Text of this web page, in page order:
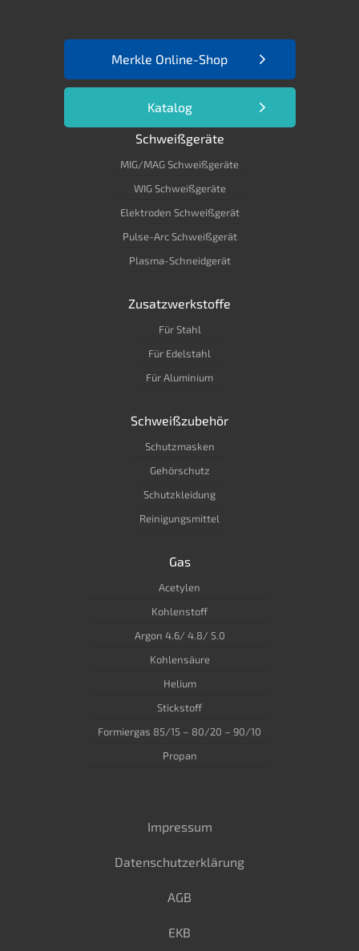
Merkle Online-Shop
Katalog
Schweißgeräte
MIG/MAG Schweißgeräte
WIG Schweißgeräte
Elektroden Schweißgerät
Pulse-Arc Schweißgerät
Plasma-Schneidgerät
Zusatzwerkstoffe
Für Stahl
Für Edelstahl
Für Aluminium
Schweißzubehör
Schutzmasken
Gehörschutz
Schutzkleidung
Reinigungsmittel
Gas
Acetylen
Kohlenstoff
Argon 4.6/ 4.8/ 5.0
Kohlensäure
Helium
Stickstoff
Formiergas 85/15 – 80/20 – 90/10
Propan
Impressum
Datenschutz­erklärung
AGB
EKB